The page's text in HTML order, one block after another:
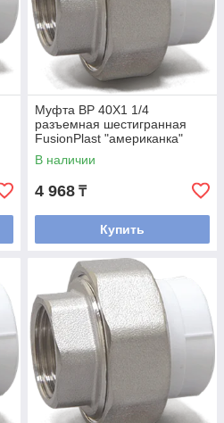
Муфта ВР 40Х1 1/4
разъемная шестигранная
FusionPlast "американка"
В наличии
4 968 ₸
Купить